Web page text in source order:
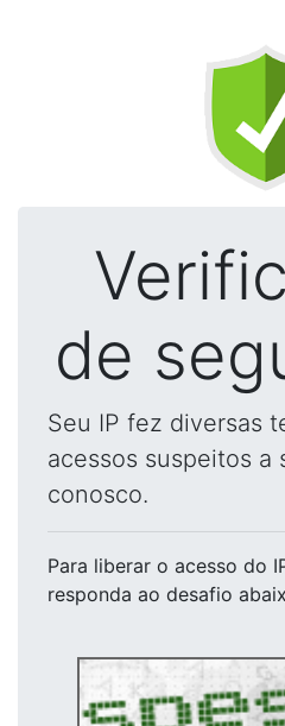
de
Seu IP fez diversas
acessos suspeitos a
conosco.
Para liberar o acesso do
responda ao desafio